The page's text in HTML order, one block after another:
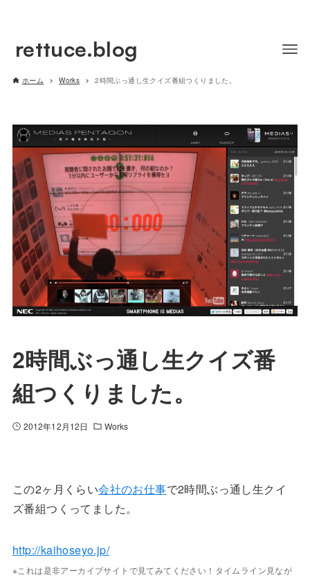
rettuce.blog
ホーム Works 2時間ぶっ通し生クイズ番組つくりました。
2時間ぶっ通し生クイズ番
組つくりました。
2012年12月12日 Works
この2ヶ月くらい会社のお仕事で2時間ぶっ通し生クイ
ズ番組つくってました。
http://kaihoseyo.jp/
※これは是非アーカイブサイトで見てみてください！タイムライン見なが